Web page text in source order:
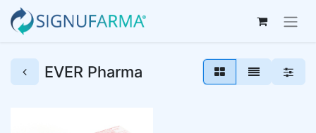
EVER Pharma